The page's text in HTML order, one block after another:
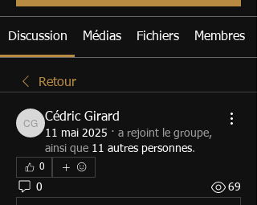
Discussion Médias Fichiers Membres
Retour
Cédric Girard
Cédric Girard
11 mai 2025 · a rejoint le groupe,
ainsi que 11 autres personnes.
0
0 69